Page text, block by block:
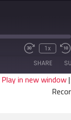
Rewind
10
Seconds
1x
Fast
seconds
SHARE
Play in new window|